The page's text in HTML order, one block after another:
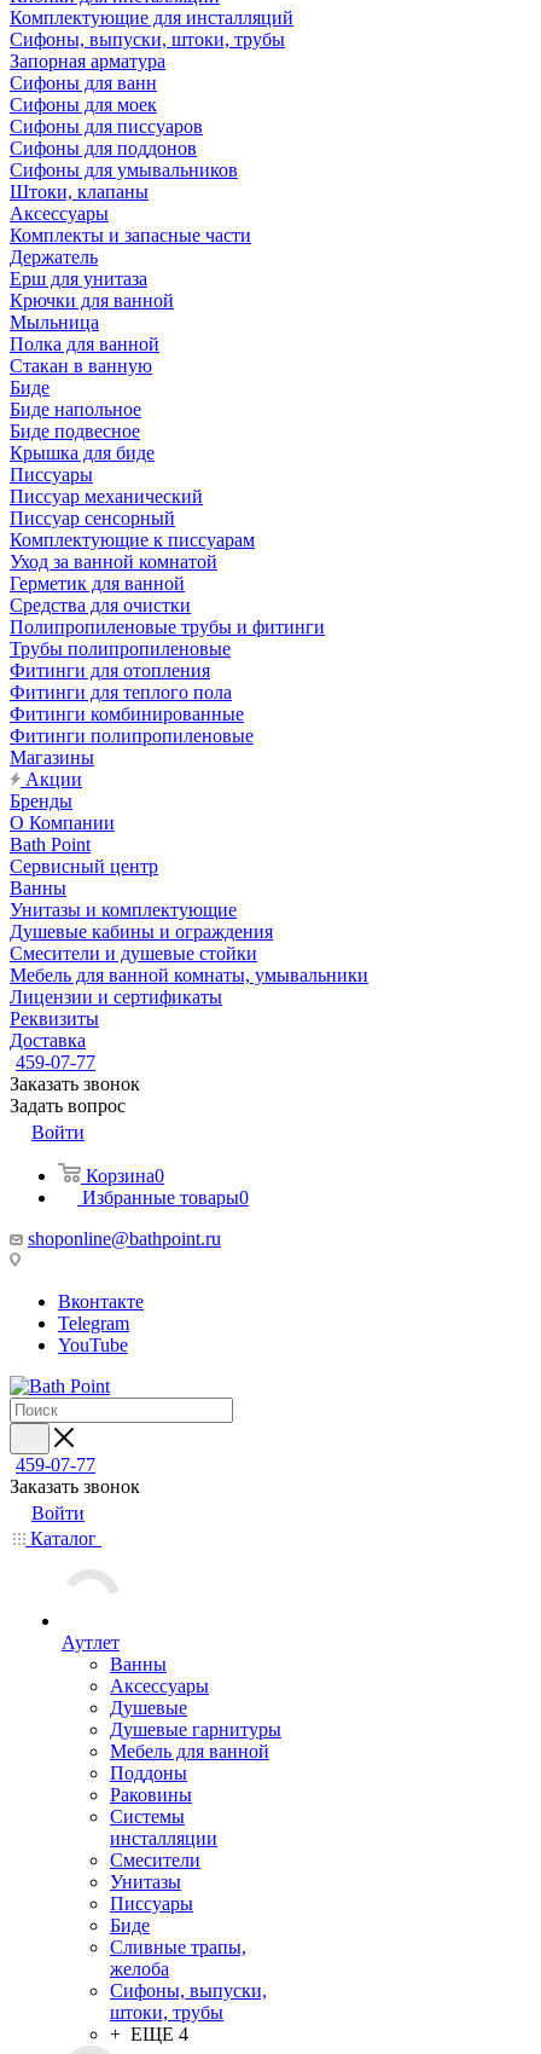
Комплектующие для инсталляций
Сифоны, выпуски, штоки, трубы
Запорная арматура
Сифоны для ванн
Сифоны для моек
Сифоны для писсуаров
Сифоны для поддонов
Сифоны для умывальников
Штоки, клапаны
Аксессуары
Комплекты и запасные части
Держатель
Ерш для унитаза
Крючки для ванной
Мыльница
Полка для ванной
Стакан в ванную
Биде
Биде напольное
Биде подвесное
Крышка для биде
Писсуары
Писсуар механический
Писсуар сенсорный
Комплектующие к писсуарам
Уход за ванной комнатой
Герметик для ванной
Средства для очистки
Полипропиленовые трубы и фитинги
Трубы полипропиленовые
Фитинги для отопления
Фитинги для теплого пола
Фитинги комбинированные
Фитинги полипропиленовые
Магазины
Акции
Бренды
О Компании
Bath Point
Сервисный центр
Ванны
Унитазы и комплектующие
Душевые кабины и ограждения
Смесители и душевые стойки
Мебель для ванной комнаты, умывальники
Лицензии и сертификаты
Реквизиты
Доставка
459-07-77
Заказать звонок
Задать вопрос
Войти
Корзина0
Избранные товары0
shoponline@bathpoint.ru
Вконтакте
Telegram
YouTube
459-07-77
Заказать звонок
Войти
Каталог
Аутлет
Ванны
Аксессуары
Душевые
Душевые гарнитуры
Мебель для ванной
Поддоны
Раковины
Системы
инсталляции
Смесители
Унитазы
Писсуары
Биде
Сливные трапы,
желоба
Сифоны, выпуски,
штоки, трубы
+ ЕЩЕ 4